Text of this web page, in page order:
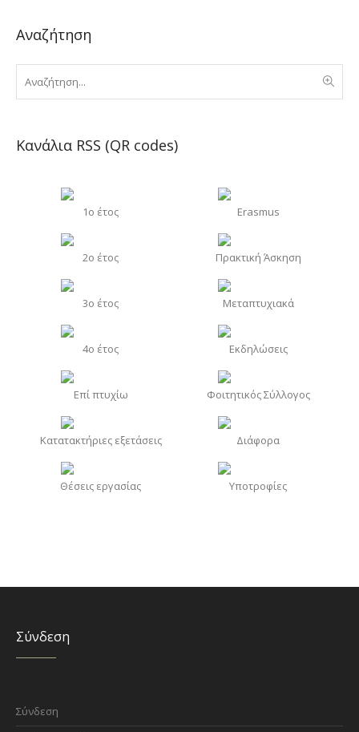
Αναζήτηση
Κανάλια RSS (QR codes)
1o έτος Erasmus
2o έτος Πρακτική Άσκηση
3o έτος Μεταπτυχιακά
4o έτος Εκδηλώσεις
Επί πτυχίω Φοιτητικός Σύλλογος
Κατατακτήριες εξετάσεις Διάφορα
Θέσεις εργασίας Υποτροφίες
Σύνδεση
Σύνδεση